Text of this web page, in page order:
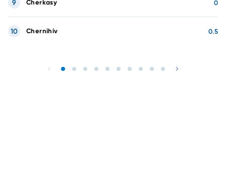
Cherkasy 0
9
Chernihiv 0.5
10